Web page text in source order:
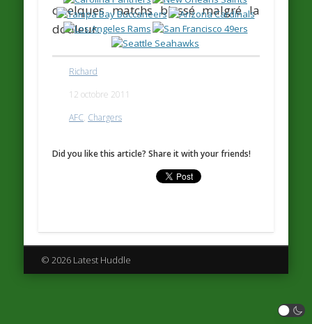
quelques matchs blessé malgré la
douleur.
Richard
12 octobre 2011
AFC, Chargers
Did you like this article? Share it with your friends!
© 2026 Latest Huddle